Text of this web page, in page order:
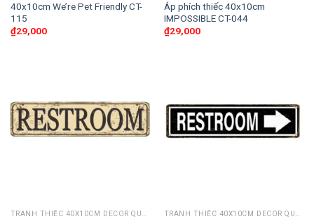
40x10cm We’re Pet Friendly CT-
115
₫29,000
Áp phích thiếc 40x10cm
IMPOSSIBLE CT-044
₫29,000